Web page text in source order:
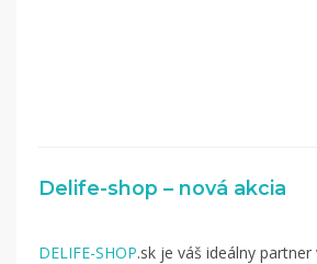
Delife-shop – nová akcia
DELIFE-SHOP.sk je váš ideálny partner